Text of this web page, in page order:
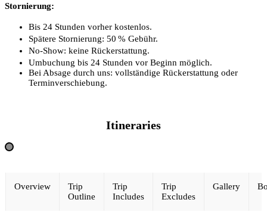
Stornierung:
Bis 24 Stunden vorher kostenlos.
Spätere Stornierung: 50 % Gebühr.
No-Show: keine Rückerstattung.
Umbuchung bis 24 Stunden vor Beginn möglich.
Bei Absage durch uns: vollständige Rückerstattung oder
Terminverschiebung.
Itineraries
Overview
Trip
Outline
Trip
Includes
Trip
Excludes
Gallery